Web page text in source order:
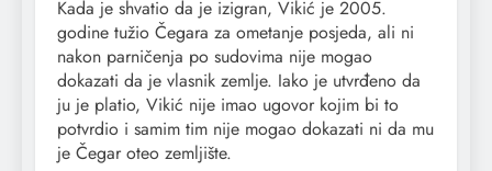
Kada je shvatio da je izigran, Vikić je 2005.
godine tužio Čegara za ometanje posjeda, ali ni
nakon parničenja po sudovima nije mogao
dokazati da je vlasnik zemlje. Iako je utvrđeno da
ju je platio, Vikić nije imao ugovor kojim bi to
potvrdio i samim tim nije mogao dokazati ni da mu
je Čegar oteo zemljište.